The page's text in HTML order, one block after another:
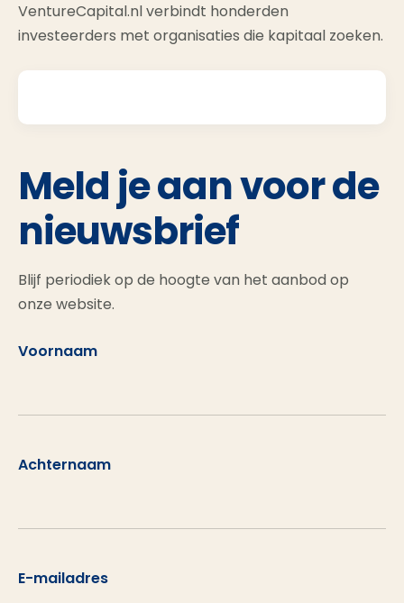
VentureCapital.nl verbindt honderden
investeerders met organisaties die kapitaal zoeken.
Meld je aan voor de
nieuwsbrief
Blijf periodiek op de hoogte van het aanbod op
onze website.
Voornaam
Achternaam
E-mailadres